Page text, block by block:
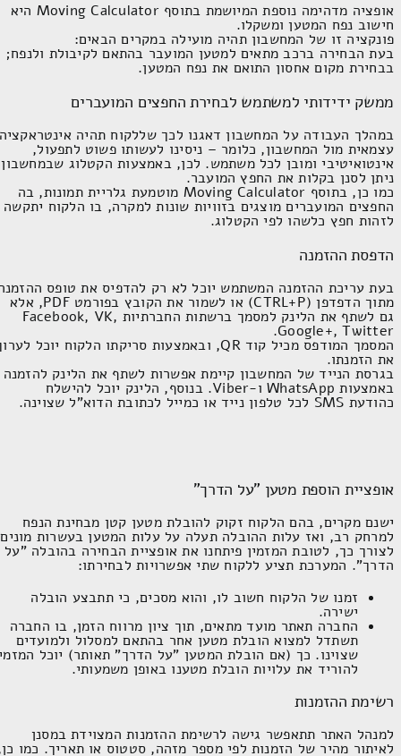
אופציה מדהימה נוספת המיושמת בתוסף Moving Calculator היא
חישוב נפח המטען ומשקלו.
פונקציה זו של המחשבון תהיה מועילה במקרים הבאים:
בעת הבחירה ברכב מתאים למטען המועבר בהתאם לקיבולת ולנפח;
בבחירת מקום אחסון התואם את נפח המטען.
ממשק ידידותי למשתמש לבחירת החפצים המועברים
במהלך העבודה על המחשבון דאגנו לכך שללקוח תהיה
עצמאית מול המחשבון, כלומר – ניסינו לעשותו פשוט לתפעול,
אינטואיטיבי ומובן לכל משתמש. לכן, באמצעות הקטלוג שבמחשבון
ניתן לסנן בקלות את החפץ המועבר.
כמו כן, בתוסף Moving Calculator מוטמעת גלריית תמונות, בה
החפצים המועברים מוצגים בזוויות שונות למקרה, בו הלקוח יתקשה
לזהות חפץ כלשהו לפי הקטלוג.
הדפסת ההזמנה
בעת עריכת ההזמנה המשתמש יוכל לא רק להדפיס את טופס
מתוך הדפדפן (CTRL+P) או לשמור את הקובץ בפורמטPDF, אלא
גם לשתף את הלינק למסמך ברשתות החברתיות Facebook, VK,
Google+, Twitter
.
המסמך המודפס מכיל קודQR, ובאמצעות סריקתו הלקוח יוכל
את הזמנתו.
בגרסת הנייד של המחשבון קיימת אפשרות לשתף את הלינק להזמנה
באמצעות WhatsAppו-Viber. בנוסף, הלינק יוכל להישלח
כהודעת SMS לכל טלפון נייד או כמייל לכתובת הדוא"ל שצוינה.
אופציית הוספת מטען "על הדרך"
ישנם מקרים, בהם הלקוח זקוק להובלת מטען קטן מבחינת הנפח
למרחק רב, ואז עלות ההובלה תעלה על עלות המטען בעשרות
לצורך כך, לטובת המזמין פיתחנו את אופציית הבחירה בהובלה "על
הדרך". המערכת תציע ללקוח שתי אפשרויות לבחירתו:
זמנו של הלקוח חשוב לו, והוא מסכים, כי תתבצע הובלה
ישירה.
החברה תאתר מועד מתאים, תוך ציון מרווח הזמן, בו החברה
תשתדל למצוא הובלת מטען אחר בהתאם למסלול ולמועדים
שצוינו. כך (אם הובלת המטען "על הדרך" תאותר) יוכל
להוריד את עלויות הובלת מטענו באופן משמעותי.
רשימת ההזמנות
למנהל האתר תתאפשר גישה לרשימת ההזמנות המצוידת במסנן
לאיתור מהיר של הזמנות לפי מספר מזהה, סטטוס או תאריך. כמו